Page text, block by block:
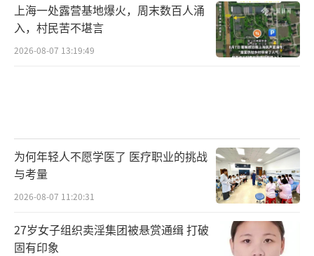
上海一处露营基地爆火，周末数百人涌
入，村民苦不堪言
2026-08-07 13:19:49
为何年轻人不愿学医了 医疗职业的挑战
与考量
2026-08-07 11:20:31
27岁女子组织卖淫集团被悬赏通缉 打破
固有印象